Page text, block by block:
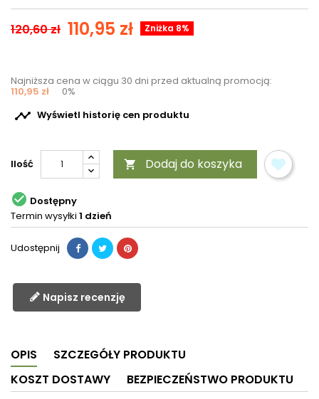
120,60 zł 110,95 zł Zniżka 8%
Najniższa cena w ciągu 30 dni przed aktualną promocją:
110,95 zł 0%
 Wyświetl historię cen produktu
Ilość  Dodaj do koszyka
 Dostępny
Termin wysyłki 1 dzień
Udostępnij
Napisz recenzję
OPIS
SZCZEGÓŁY PRODUKTU
KOSZT DOSTAWY
BEZPIECZEŃSTWO PRODUKTU